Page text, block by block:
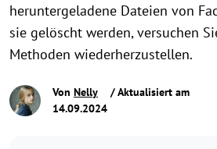
heruntergeladene Dateien von
sie gelöscht werden, versuchen
Methoden wiederherzustellen.
Von Nelly
/ Aktualisiert am
14.09.2024